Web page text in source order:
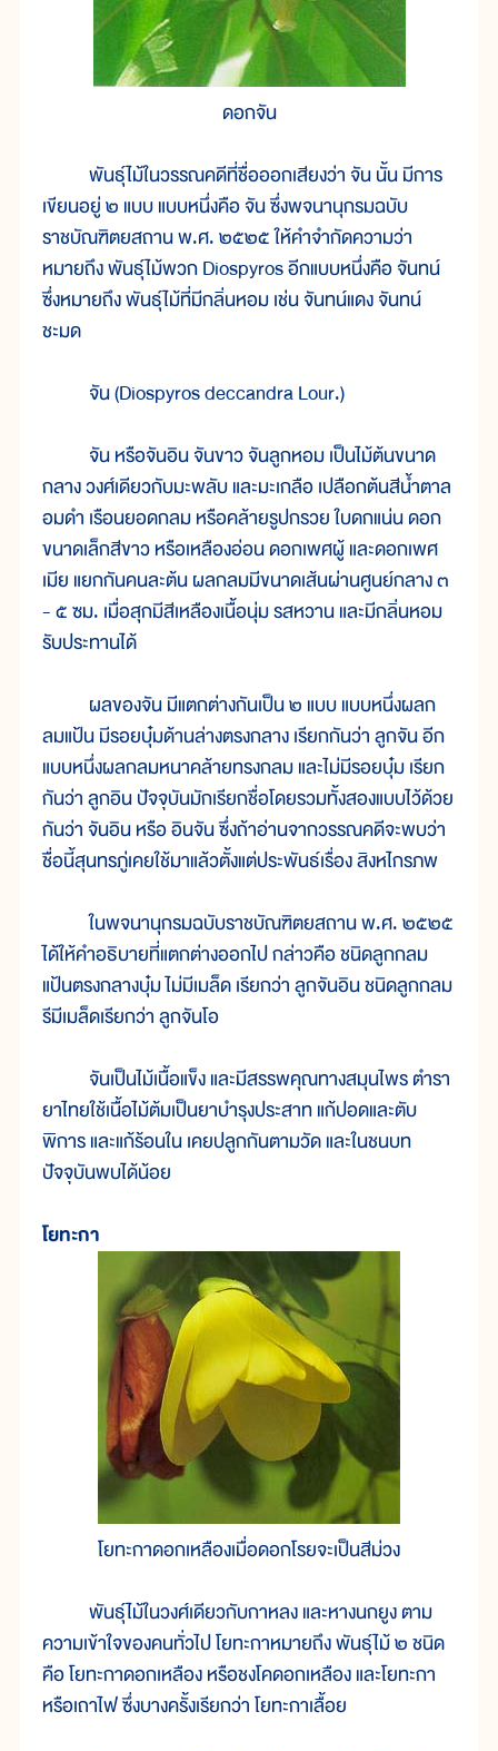
ดอกจัน
พันธุ์ไม้ในวรรณคดีที่ชื่อออกเสียงว่า จัน นั้น มีการ
เขียนอยู่ ๒ แบบ แบบหนึ่งคือ จัน ซึ่งพจนานุกรมฉบับ
ราชบัณฑิตยสถาน พ.ศ. ๒๕๒๕ ให้คำจำกัดความว่า
หมายถึง พันธุ์ไม้พวก Diospyros อีกแบบหนึ่งคือ จันทน์
ซึ่งหมายถึง พันธุ์ไม้ที่มีกลิ่นหอม เช่น จันทน์แดง จันทน์
ชะมด
จัน (Diospyros deccandra Lour.)
จัน หรือจันอิน จันขาว จันลูกหอม เป็นไม้ต้นขนาด
กลาง วงศ์เดียวกับมะพลับ และมะเกลือ เปลือกต้นสีน้ำตาล
อมดำ เรือนยอดกลม หรือคล้ายรูปกรวย ใบดกแน่น ดอก
ขนาดเล็กสีขาว หรือเหลืองอ่อน ดอกเพศผู้ และดอกเพศ
เมีย แยกกันคนละต้น ผลกลมมีขนาดเส้นผ่านศูนย์กลาง ๓
- ๕ ซม. เมื่อสุกมีสีเหลืองเนื้อนุ่ม รสหวาน และมีกลิ่นหอม
รับประทานได้
ผลของจัน มีแตกต่างกันเป็น ๒ แบบ แบบหนึ่งผลก
ลมแป้น มีรอยบุ๋มด้านล่างตรงกลาง เรียกกันว่า ลูกจัน อีก
แบบหนึ่งผลกลมหนาคล้ายทรงกลม และไม่มีรอยบุ๋ม เรียก
กันว่า ลูกอิน ปัจจุบันมักเรียกชื่อโดยรวมทั้งสองแบบไว้ด้วย
กันว่า จันอิน หรือ อินจัน ซึ่งถ้าอ่านจากวรรณคดีจะพบว่า
ชื่อนี้สุนทรภู่เคยใช้มาแล้วตั้งแต่ประพันธ์เรื่อง สิงหไกรภพ
ในพจนานุกรมฉบับราชบัณฑิตยสถาน พ.ศ. ๒๕๒๕
ได้ให้คำอธิบายที่แตกต่างออกไป กล่าวคือ ชนิดลูกกลม
แป้นตรงกลางบุ๋ม ไม่มีเมล็ด เรียกว่า ลูกจันอิน ชนิดลูกกลม
รีมีเมล็ดเรียกว่า ลูกจันโอ
จันเป็นไม้เนื้อแข็ง และมีสรรพคุณทางสมุนไพร ตำรา
ยาไทยใช้เนื้อไม้ต้มเป็นยาบำรุงประสาท แก้ปอดและตับ
พิการ และแก้ร้อนใน เคยปลูกกันตามวัด และในชนบท
ปัจจุบันพบได้น้อย
โยทะกา
โยทะกาดอกเหลืองเมื่อดอกโรยจะเป็นสีม่วง
พันธุ์ไม้ในวงศ์เดียวกับกาหลง และหางนกยูง ตาม
ความเข้าใจของคนทั่วไป โยทะกาหมายถึง พันธุ์ไม้ ๒ ชนิด
คือ โยทะกาดอกเหลือง หรือชงโคดอกเหลือง และโยทะกา
หรือเถาไฟ ซึ่งบางครั้งเรียกว่า โยทะกาเลื้อย